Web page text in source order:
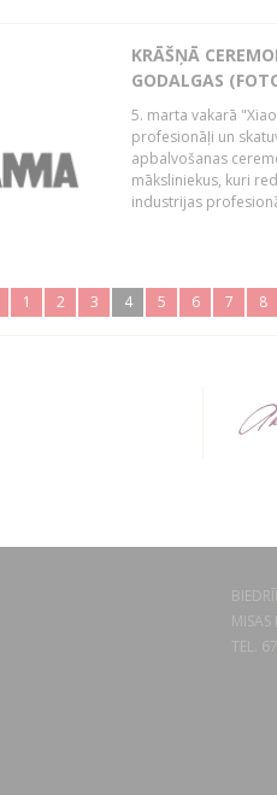
KRĀŠŅĀ
GODALGAS
5. marta vakarā
profesionāļi un
apbalvošanas
māksliniekus, kuri
industrijas
1 2 3 4 5 6 7 8
TEL.